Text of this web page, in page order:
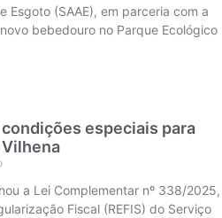
Esgoto (SAAE), em parceria com a
bebedouro no Parque Ecológico
condições especiais para
a Lei Complementar nº 338/2025,
Fiscal (REFIS) do Serviço